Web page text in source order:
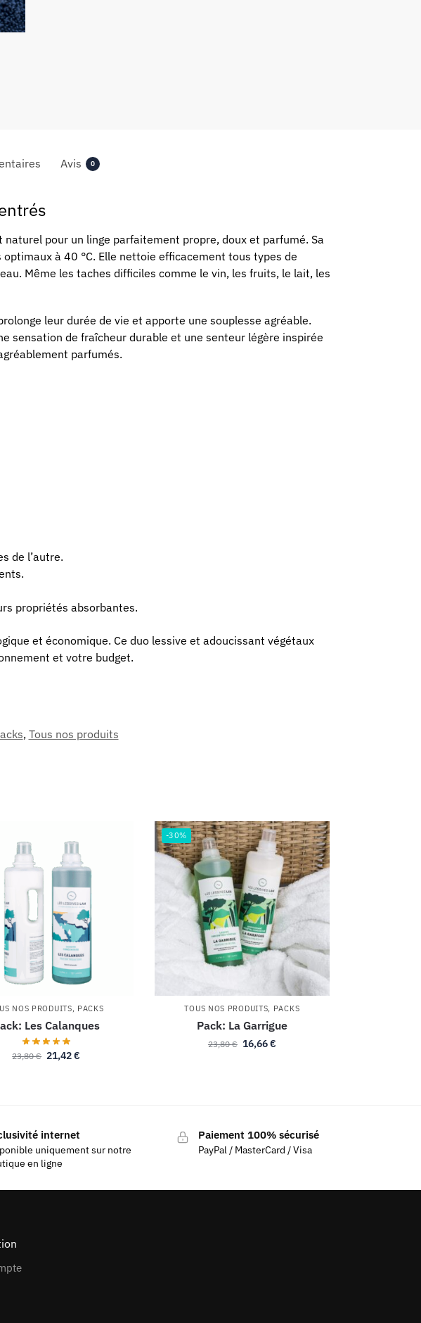
Avis 0
pour un linge parfaitement propre, doux et parfumé. Sa
à 40 °C. Elle nettoie efficacement tous types de
Même les taches difficiles comme le vin, les fruits, le lait, les
leur durée de vie et apporte une souplesse agréable.
sensation de fraîcheur durable et une senteur légère inspirée
parfumés.
de l’autre.
propriétés absorbantes.
et économique. Ce duo lessive et adoucissant végétaux
et votre budget.
, Tous nos produits
NOS PRODUITS, PACKS
Les Calanques
23,80€ 21,42€
-30%
TOUS NOS PRODUITS, PACKS
Pack: La Garrigue
23,80€ 16,66€
internet
uniquement sur notre
en ligne
Paiement 100% sécurisé
PayPal / MasterCard / Visa